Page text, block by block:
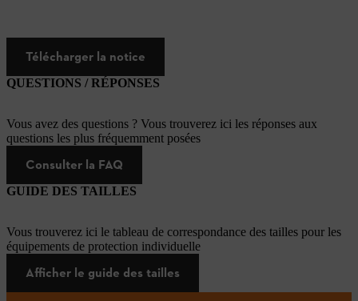
Télécharger la notice
QUESTIONS / RÉPONSES
Vous avez des questions ? Vous trouverez ici les réponses aux
questions les plus fréquemment posées
Consulter la FAQ
GUIDE DES TAILLES
Vous trouverez ici le tableau de correspondance des tailles pour les
équipements de protection individuelle
Afficher le guide des tailles